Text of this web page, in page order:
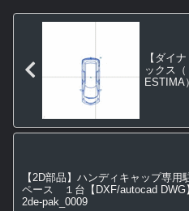
【ダイ
ックス
ESTIMA
【2D部品】ハンディキャップ専用
ペース １台【DXF/autocad DWG
2de-pak_0009